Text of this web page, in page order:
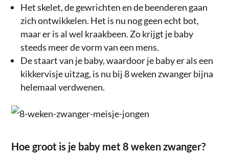
Het skelet, de gewrichten en de beenderen gaan
zich ontwikkelen. Het is nu nog geen echt bot,
maar er is al wel kraakbeen. Zo krijgt je baby
steeds meer de vorm van een mens.
De staart van je baby, waardoor je baby er als een
kikkervisje uitzag, is nu bij 8 weken zwanger bijna
helemaal verdwenen.
Hoe groot is je baby met 8 weken zwanger?